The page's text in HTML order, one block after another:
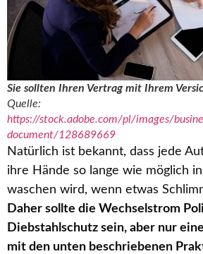
Sie sollten Ihren Vertrag mit Ihrem
Quelle:
https://stock.adobe.com/pl/images/
document/128689669
Natürlich ist bekannt, dass jede
ihre Hände so lange wie möglich
waschen wird, wenn etwas
Daher sollte die Wechselstrom
Diebstahlschutz sein, aber nur
mit den unten beschriebenen